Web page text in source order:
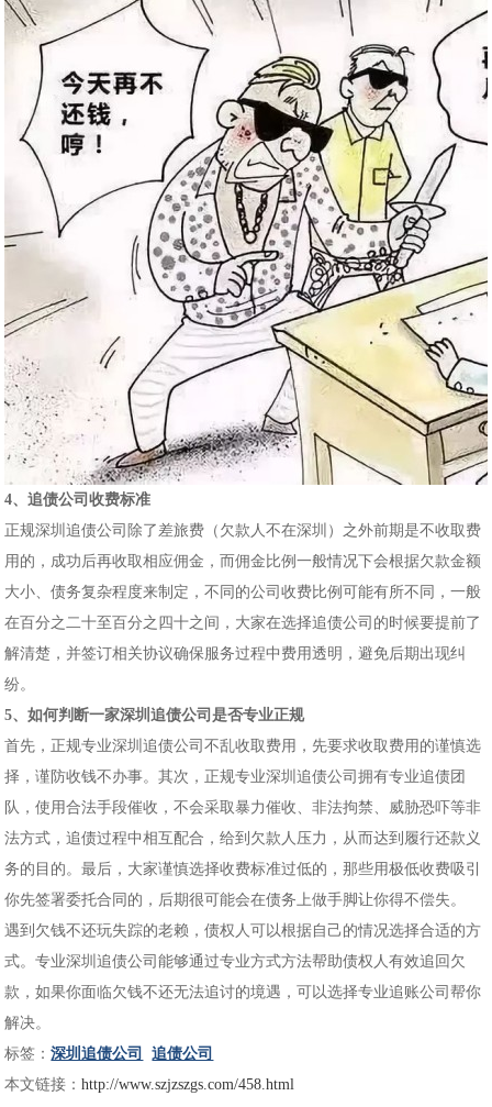
4、追债公司收费标准
正规深圳追债公司除了差旅费（欠款人不在深圳）之外前期是不收取费
用的，成功后再收取相应佣金，而佣金比例一般情况下会根据欠款金额
大小、债务复杂程度来制定，不同的公司收费比例可能有所不同，一般
在百分之二十至百分之四十之间，大家在选择追债公司的时候要提前了
解清楚，并签订相关协议确保服务过程中费用透明，避免后期出现纠
纷。
5、如何判断一家深圳追债公司是否专业正规
首先，正规专业深圳追债公司不乱收取费用，先要求收取费用的谨慎选
择，谨防收钱不办事。其次，正规专业深圳追债公司拥有专业追债团
队，使用合法手段催收，不会采取暴力催收、非法拘禁、威胁恐吓等非
法方式，追债过程中相互配合，给到欠款人压力，从而达到履行还款义
务的目的。最后，大家谨慎选择收费标准过低的，那些用极低收费吸引
你先签署委托合同的，后期很可能会在债务上做手脚让你得不偿失。
遇到欠钱不还玩失踪的老赖，债权人可以根据自己的情况选择合适的方
式。专业深圳追债公司能够通过专业方式方法帮助债权人有效追回欠
款，如果你面临欠钱不还无法追讨的境遇，可以选择专业追账公司帮你
解决。
标签：深圳追债公司
追债公司
本文链接：http://www.szjzszgs.com/458.html